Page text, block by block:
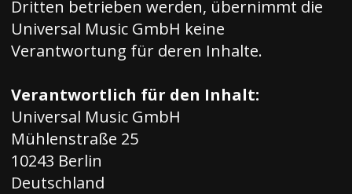
Dritten betrieben werden, übernimmt die
Universal Music GmbH keine
Verantwortung für deren Inhalte.
Verantwortlich für den Inhalt:
Universal Music GmbH
Mühlenstraße 25
10243 Berlin
Deutschland